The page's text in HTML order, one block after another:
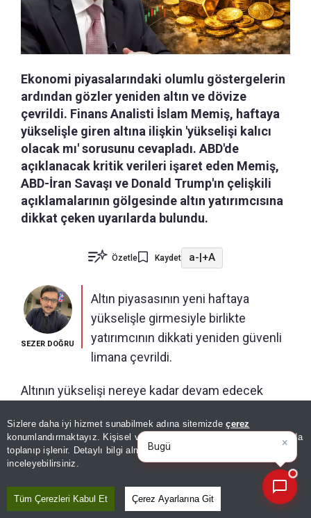
Sizlere daha iyi hizmet sunabilmek adına sitemizdeçerez
konumlandırmaktayız. Kişisel verileriniz, KVKK ve GDPR kapsamında
toplanıp işlenir. Detaylı bilgi almak için
inceleyebilirsiniz.
Tüm Çerezleri Kabul Et Çerez Ayarlarına Git
Ekonomi piyasalarındaki olumlu göstergelerin
ardından gözler yeniden altın ve dövize
çevrildi. Finans Analisti İslam Memiş, haftaya
yükselişle giren altına ilişkin 'yükselişi kalıcı
olacak mı' sorusunu cevapladı. ABD'de
açıklanacak kritik verileri işaret eden Memiş,
ABD-İran Savaşı ve Donald Trump'ın çelişkili
açıklamalarının gölgesinde altın yatırımcısına
dikkat çeken uyarılarda bulundu.
Özetle Kaydet a- +A
SEZER DOĞRU
Altın piyasasının yeni haftaya
yükselişle girmesiyle birlikte
yatırımcının dikkati yeniden güvenli
limana çevrildi.
Altının yükselişi nereye kadar devam edecek
İslam Memiş, A Haber'e yaptığı açıklamada
yatırımcıya kritik uyarılarda bulundu.
Hafta sonu Trump'ın İran saldırısını erteledim
açıklamasıyla birlikte petrol fiyatlarında düşüşler
×
Bugünün öne çıkan manşetleri
ve gelişmele